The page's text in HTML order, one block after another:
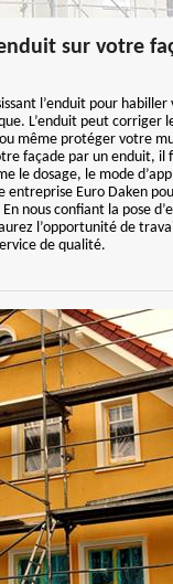
sur votre
l’enduit pour
L’enduit peut corriger
même protéger votre
façade par un enduit, il
le dosage, le mode
entreprise Euro Daken
nous confiant la pose
l’opportunité de
de qualité.